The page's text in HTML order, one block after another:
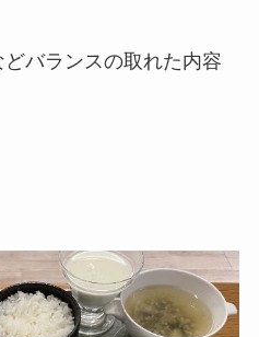
バランスの取れた内容